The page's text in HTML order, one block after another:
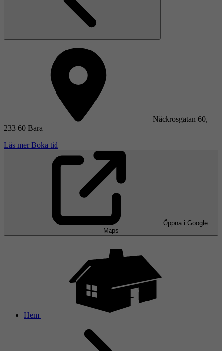
Näckrosgatan 60,
233 60 Bara
Läs mer Boka tid
Öppna i Google
Maps
Hem